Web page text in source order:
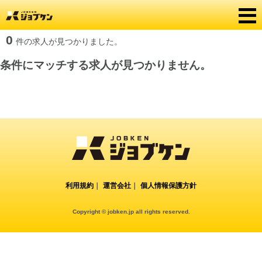
0 件の求人が見つかりました。
条件にマッチする求人が見つかりません。
利用規約 運営会社 個人情報保護方針
Copyright © jobken.jp all rights reserved.